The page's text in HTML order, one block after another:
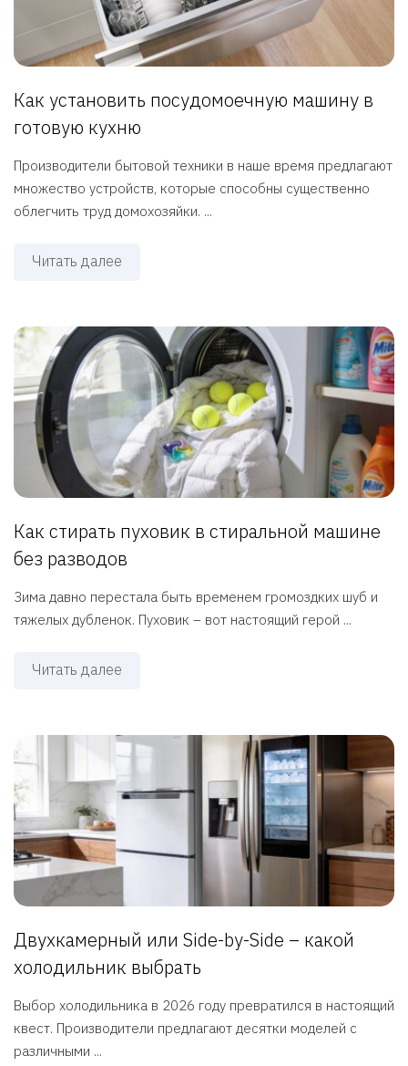
Как установить посудомоечную машину в
готовую кухню
Производители бытовой техники в наше время предлагают
множество устройств, которые способны существенно
облегчить труд домохозяйки. ...
Читать далее
Как стирать пуховик в стиральной машине
без разводов
Зима давно перестала быть временем громоздких шуб и
тяжелых дубленок. Пуховик – вот настоящий герой ...
Читать далее
Двухкамерный или Side-by-Side – какой
холодильник выбрать
Выбор холодильника в 2026 году превратился в настоящий
квест. Производители предлагают десятки моделей с
различными ...